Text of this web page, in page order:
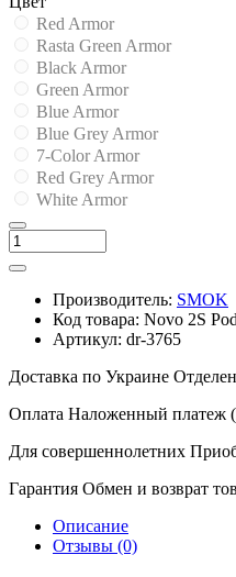
Red Armor
Rasta Green Armor
Black Armor
Green Armor
Blue Armor
Blue Grey Armor
7-Color Armor
Red Grey Armor
White Armor
Производитель: SMOK
Код товара: Novo 2S
Артикул: dr-3765
Доставка по Украине
Оплата Наложенный платеж
Для совершеннолетних
Гарантия Обмен и возврат
Описание
Отзывы (0)